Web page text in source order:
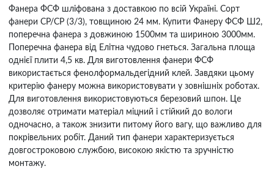
Фанера ФСФ шліфована з доставкою по всій Україні. Сорт
фанери CP/CP (3/3), товщиною 24 мм. Купити Фанеру ФСФ Ш2,
поперечна фанера з довжиною 1500мм та шириною 3000мм.
Поперечна фанера від Елітна чудово гнеться. Загальна площа
однієї плити 4,5 кв. Для виготовлення фанери ФСФ
використається фенолформальдегідний клей. Завдяки цьому
критерію фанеру можна використовувати у зовнішніх роботах.
Для виготовлення використовуються березовий шпон. Це
дозволяє отримати матеріал міцний і стійкий до вологи
одночасно, а також знизити питому його вагу, що важливо для
покрівельних робіт. Даний тип фанери характеризується
довгостроковою службою, високою якістю та зручністю
монтажу.